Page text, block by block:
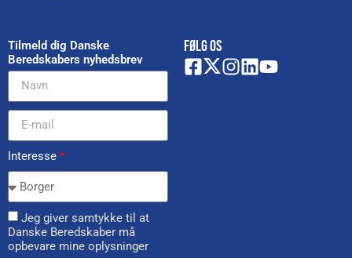
Tilmeld dig Danske
Beredskabers nyhedsbrev
Interesse *
Jeg giver samtykke til at
Danske Beredskaber må
opbevare mine oplysninger
FØLG OS